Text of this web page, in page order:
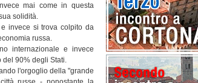
mai come in questa
solidità.
invece si trova colpito da
russa.
internazionale e invece
del 90% degli Stati.
l'orgoglio della "grande